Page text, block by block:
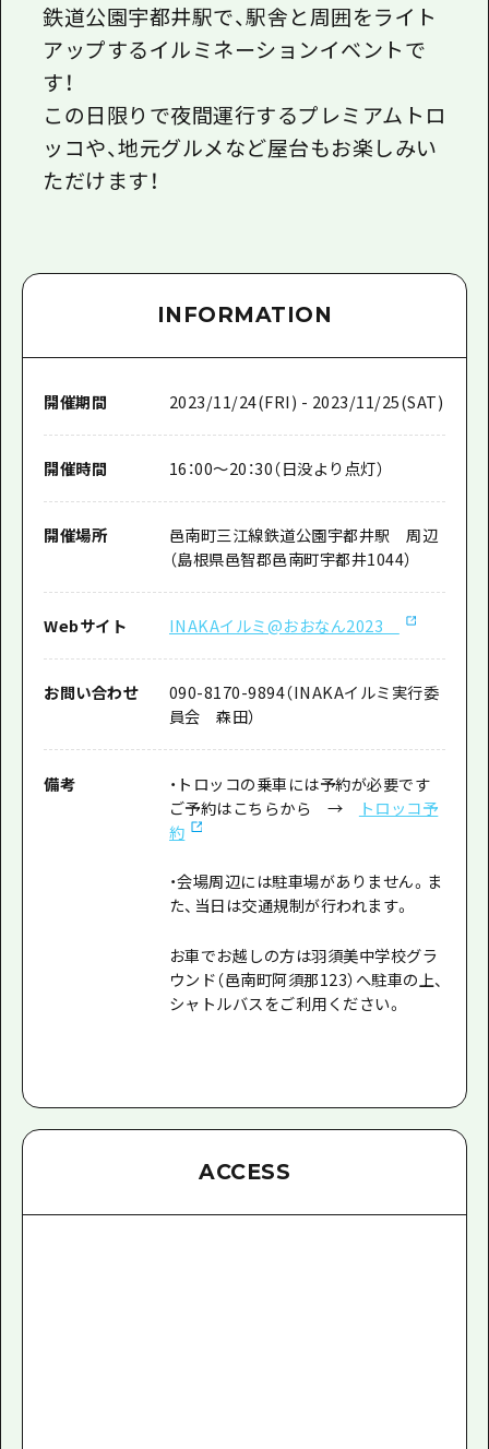
鉄道公園宇都井駅で、駅舎と周囲をライト
アップするイルミネーションイベントで
す！
この日限りで夜間運行するプレミアムトロ
ッコや、地元グルメなど屋台もお楽しみい
ただけます！
INFORMATION
開催期間 2023/11/24(FRI) - 2023/11/25(SAT)
開催時間 16：00～20：30（日没より点灯）
開催場所
邑南町三江線鉄道公園宇都井駅 周辺
（島根県邑智郡邑南町宇都井1044）
Webサイト INAKAイルミ@おおなん2023
お問い合わせ
090-8170-9894（INAKAイルミ実行委
員会 森田）
備考
・トロッコの乗車には予約が必要です
ご予約はこちらから →
トロッコ予
約
・会場周辺には駐車場がありません。ま
た、当日は交通規制が行われます。
お車でお越しの方は羽須美中学校グラ
ウンド（邑南町阿須那123）へ駐車の上、
シャトルバスをご利用ください。
ACCESS